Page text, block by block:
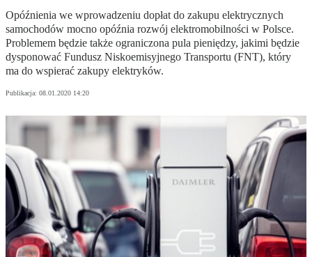
Opóźnienia we wprowadzeniu dopłat do zakupu elektrycznych
samochodów mocno opóźnia rozwój elektromobilności w Polsce.
Problemem będzie także ograniczona pula pieniędzy, jakimi będzie
dysponować Fundusz Niskoemisyjnego Transportu (FNT), który
ma do wspierać zakupy elektryków.
Publikacja: 08.01.2020 14:20